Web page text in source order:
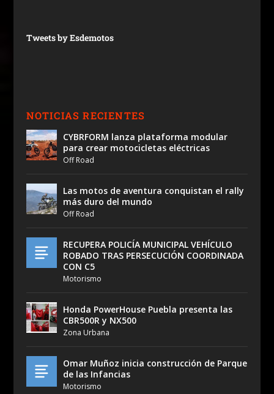
Tweets by Esdemotos
NOTICIAS RECIENTES
CYBRFORM lanza plataforma modular
para crear motocicletas eléctricas
Off Road
Las motos de aventura conquistan el rally
más duro del mundo
Off Road
RECUPERA POLICÍA MUNICIPAL VEHÍCULO
ROBADO TRAS PERSECUCIÓN COORDINADA
CON C5
Motorismo
Honda PowerHouse Puebla presenta las
CBR500R y NX500
Zona Urbana
Omar Muñoz inicia construcción de Parque
de las Infancias
Motorismo